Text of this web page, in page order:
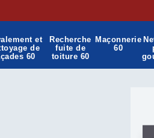
et
de
60
Recherche
fuite de
toiture 60
Maçonnerie
60